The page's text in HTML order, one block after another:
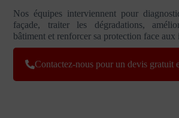
Nos équipes interviennent pour
façade, traiter les dégradations,
bâtiment et renforcer sa protection face aux
Contactez-nous pour un devis gratuit